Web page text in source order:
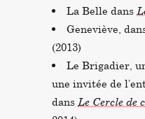
La Belle dans
Geneviève,
(2013)
Le Brigadier,
une invitée de
dans Le Cercle de